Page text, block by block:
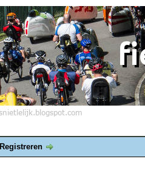
Registreren